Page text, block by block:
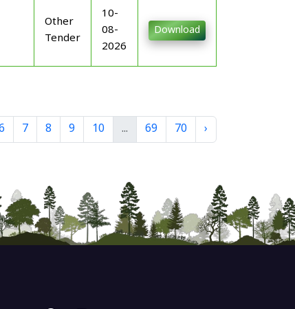
Other
Tender
10-
08-
2026
Download
7 8 9 10 ... 69 70 ›